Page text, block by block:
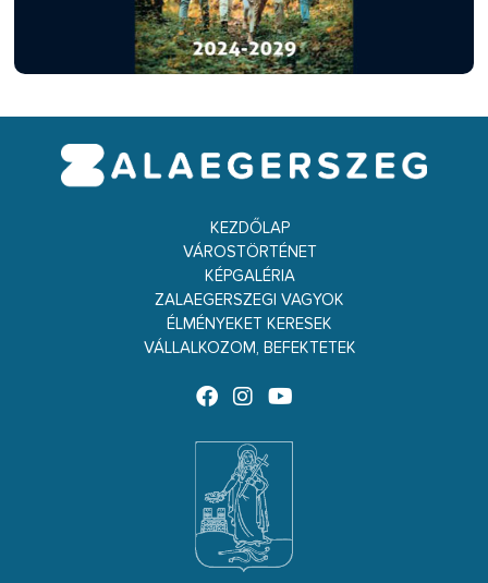
KEZDŐLAP
VÁROSTÖRTÉNET
KÉPGALÉRIA
ZALAEGERSZEGI VAGYOK
ÉLMÉNYEKET KERESEK
VÁLLALKOZOM, BEFEKTETEK